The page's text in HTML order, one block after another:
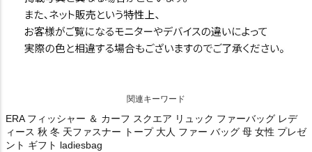
関連キーワード
ERA フィッシャー ＆ カーフ スクエア リュック ファーバッグ レデ
ィース 秋 冬 天ファスナー トープ 大人 ファー バッグ 母 女性 プレゼ
ント ギフト ladiesbag